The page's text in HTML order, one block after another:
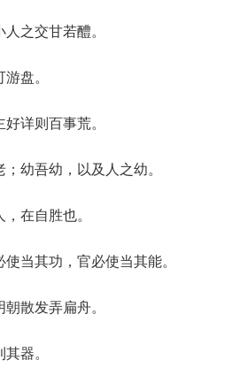
之交甘若醴。
盘。
详则百事荒。
幼吾幼，以及人之幼。
在自胜也。
当其功，官必使当其能。
散发弄扁舟。
器。